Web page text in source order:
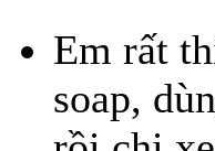
Em rất
soap,